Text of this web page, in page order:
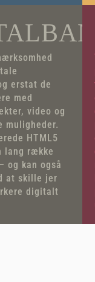
erstat de
med
video og
muligheder.
HTML5
lang række
og kan også
at skille jer
digitalt